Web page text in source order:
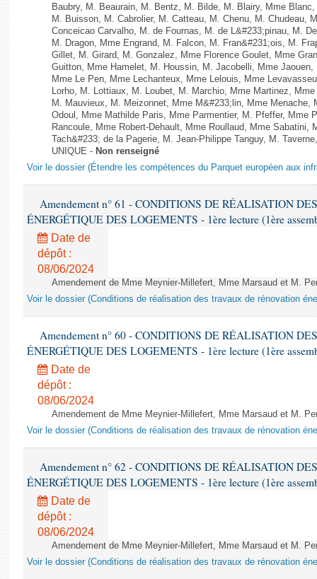
Baubry, M. Beaurain, M. Bentz, M. Bilde, M. Blairy, Mme
M. Buisson, M. Cabrolier, M. Catteau, M. Chenu, M. Chudeau,
Conceicao Carvalho, M. de Fournas, M. de L&#233;pinau, M.
M. Dragon, Mme Engrand, M. Falcon, M. Fran&#231;ois, M.
Gillet, M. Girard, M. Gonzalez, Mme Florence Goulet, Mme
Guitton, Mme Hamelet, M. Houssin, M. Jacobelli, Mme
Mme Le Pen, Mme Lechanteux, Mme Lelouis, Mme
Lorho, M. Lottiaux, M. Loubet, M. Marchio, Mme Martinez,
M. Mauvieux, M. Meizonnet, Mme M&#233;lin, Mme Menache,
Odoul, Mme Mathilde Paris, Mme Parmentier, M. Pfeffer, Mme
Rancoule, Mme Robert-Dehault, Mme Roullaud, Mme
Tach&#233; de la Pagerie, M. Jean-Philippe Tanguy, M.
UNIQUE - Non renseigné
Voir le dossier (Étendre les compétences du Parquet européen aux
Amendement n° 61 - CONDITIONS DE RÉALISATION
ÉNERGÉTIQUE DES LOGEMENTS - 1ère lecture (1ère
Date de
dépôt :
08/06/2024
Amendement de Mme Meynier-Millefert, Mme Marsaud et M.
Voir le dossier (Conditions de réalisation des travaux de rénovation
Amendement n° 60 - CONDITIONS DE RÉALISATION
ÉNERGÉTIQUE DES LOGEMENTS - 1ère lecture (1ère
Date de
dépôt :
08/06/2024
Amendement de Mme Meynier-Millefert, Mme Marsaud et M.
Voir le dossier (Conditions de réalisation des travaux de rénovation
Amendement n° 62 - CONDITIONS DE RÉALISATION
ÉNERGÉTIQUE DES LOGEMENTS - 1ère lecture (1ère
Date de
dépôt :
08/06/2024
Amendement de Mme Meynier-Millefert, Mme Marsaud et M.
Voir le dossier (Conditions de réalisation des travaux de rénovation